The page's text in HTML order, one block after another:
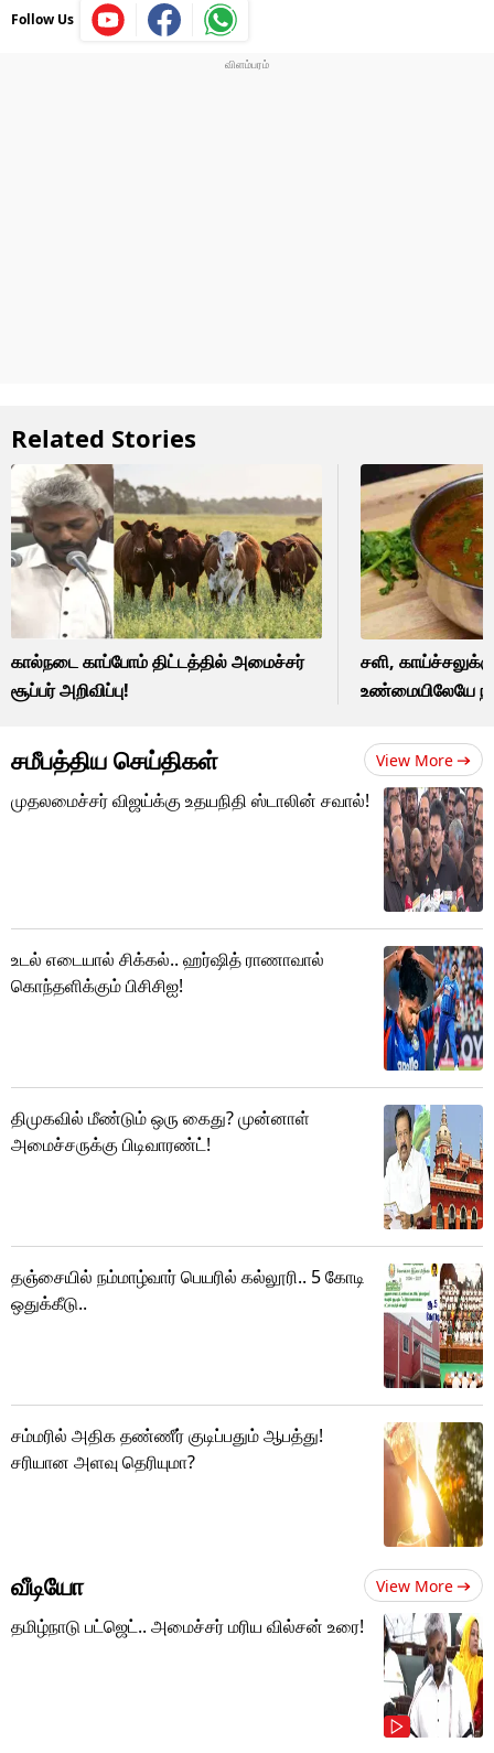
Follow Us
Related Stories
கால்நடை காப்போம் திட்டத்தில் அமைச்சர்
சூப்பர் அறிவிப்பு!
சளி,
உண்மையிலேயே
சமீபத்திய செய்திகள் View More
முதலமைச்சர் விஜய்க்கு உதயநிதி ஸ்டாலின் சவால்!
உடல் எடையால் சிக்கல்.. ஹர்ஷித் ராணாவால்
கொந்தளிக்கும் பிசிசிஐ!
திமுகவில் மீண்டும் ஒரு கைது? முன்னாள்
அமைச்சருக்கு பிடிவாரண்ட்!
தஞ்சையில் நம்மாழ்வார் பெயரில் கல்லூரி.. 5 கோடி
ஒதுக்கீடு..
சம்மரில் அதிக தண்ணீர் குடிப்பதும் ஆபத்து!
சரியான அளவு தெரியுமா?
வீடியோ View More
தமிழ்நாடு பட்ஜெட்.. அமைச்சர் மரிய வில்சன் உரை!